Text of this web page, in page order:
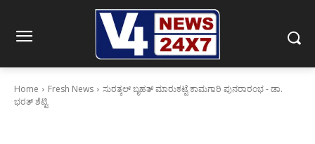
Home Fresh News
ಸುರತ್ಕಲ್ ಬೃಹತ್ ಮಾರುಕಟ್ಟೆ ಕಾಮಗಾರಿ ಪುನರಾರಂಭ - ಡಾ.
ಭರತ್ ಶೆಟ್ಟಿ